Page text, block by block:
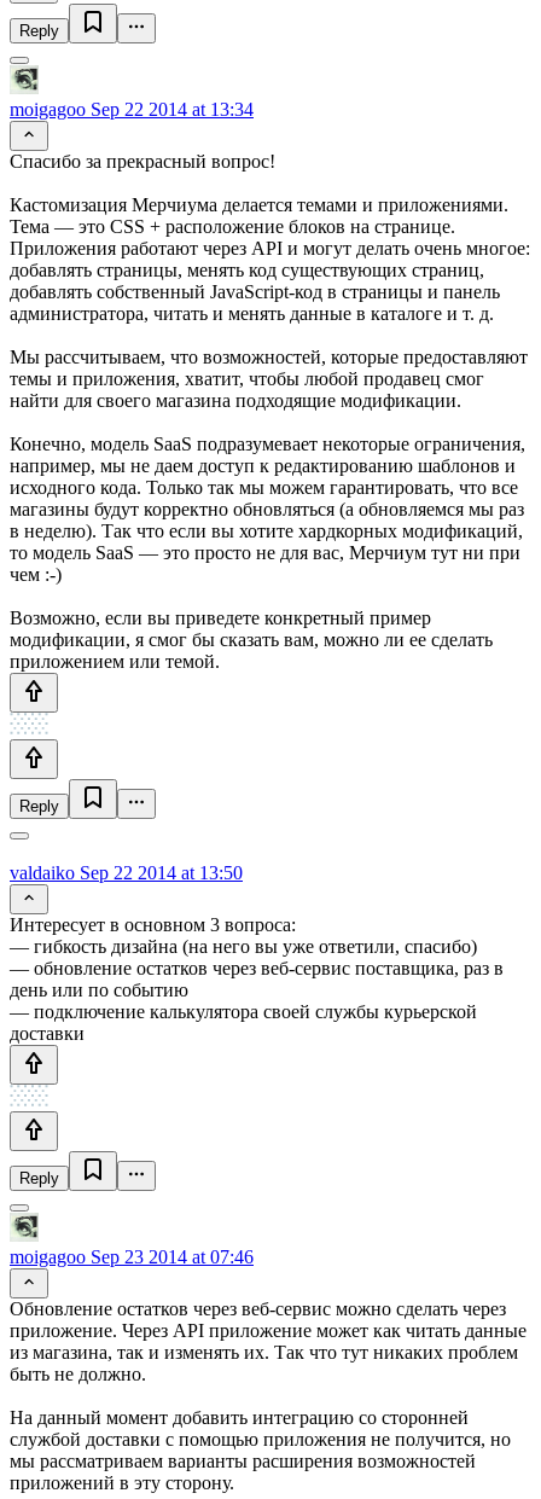
Reply
moigagoo Sep 22 2014 at 13:34
Спасибо за прекрасный вопрос!
Кастомизация Мерчиума делается темами и приложениями.
Тема — это CSS + расположение блоков на странице.
Приложения работают через API и могут делать очень многое:
добавлять страницы, менять код существующих страниц,
добавлять собственный JavaScript-код в страницы и панель
администратора, читать и менять данные в каталоге и т. д.
Мы рассчитываем, что возможностей, которые предоставляют
темы и приложения, хватит, чтобы любой продавец смог
найти для своего магазина подходящие модификации.
Конечно, модель SaaS подразумевает некоторые ограничения,
например, мы не даем доступ к редактированию шаблонов и
исходного кода. Только так мы можем гарантировать, что все
магазины будут корректно обновляться (а обновляемся мы раз
в неделю). Так что если вы хотите хардкорных модификаций,
то модель SaaS — это просто не для вас, Мерчиум тут ни при
чем :-)
Возможно, если вы приведете конкретный пример
модификации, я смог бы сказать вам, можно ли ее сделать
приложением или темой.
Reply
valdaiko Sep 22 2014 at 13:50
Интересует в основном 3 вопроса:
— гибкость дизайна (на него вы уже ответили, спасибо)
— обновление остатков через веб-сервис поставщика, раз в
день или по событию
— подключение калькулятора своей службы курьерской
доставки
Reply
moigagoo Sep 23 2014 at 07:46
Обновление остатков через веб-сервис можно сделать через
приложение. Через API приложение может как читать данные
из магазина, так и изменять их. Так что тут никаких проблем
быть не должно.
На данный момент добавить интеграцию со сторонней
службой доставки с помощью приложения не получится, но
мы рассматриваем варианты расширения возможностей
приложений в эту сторону.